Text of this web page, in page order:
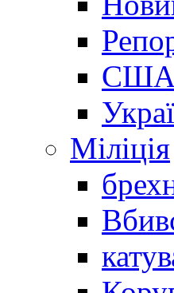
США
Міліція